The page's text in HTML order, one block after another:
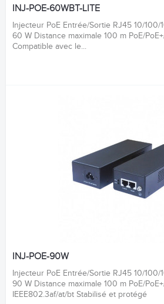
INJ-POE-60WBT-LITE
Injecteur PoE Entrée/Sortie RJ45 10/
60 W Distance maximale 100 m PoE/
Compatible avec le...
INJ-POE-90W
Injecteur PoE Entrée/Sortie RJ45 10/
90 W Distance maximale 100 m PoE/
IEEE802.3af/at/bt Stabilisé et protégé